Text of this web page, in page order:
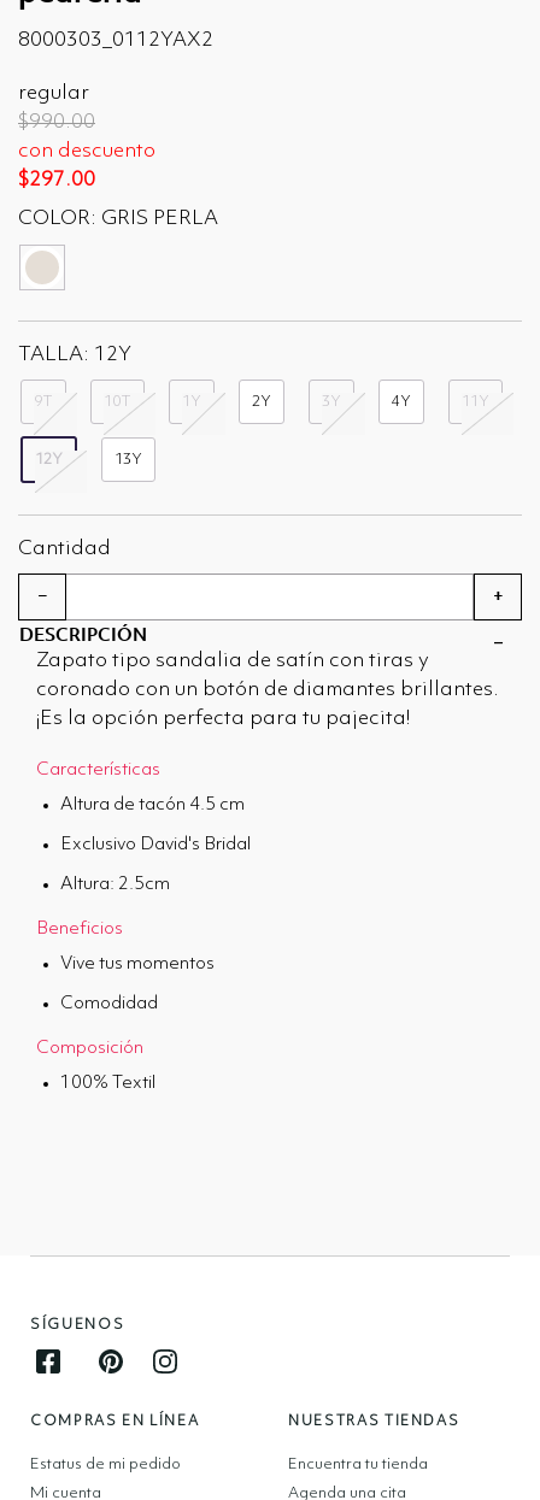
8000303_0112YAX2
regular
Price reduced from
$990.00to
con descuento
$297.00
COLOR: GRIS PERLA
TALLA: 12Y
9T 10T 1Y 2Y 3Y 4Y 11Y
12Y 13Y
Cantidad
−
+
DESCRIPCIÓN
Zapato tipo sandalia de satín con tiras y
coronado con un botón de diamantes brillantes.
¡Es la opción perfecta para tu pajecita!
Características
Altura de tacón 4.5 cm
Exclusivo David's Bridal
Altura: 2.5cm
Beneficios
Vive tus momentos
Comodidad
Composición
100% Textil
SÍGUENOS
Facebook opens in new window
Pinterest opens in new window
Instagram opens in new window
COMPRAS EN LÍNEA
Estatus de mi pedido
Mi cuenta
NUESTRAS TIENDAS
Encuentra tu tienda
Agenda una cita